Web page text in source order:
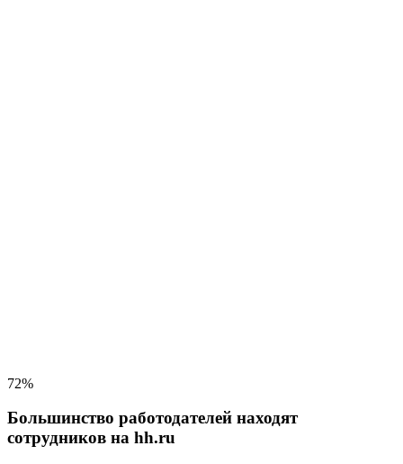
72%
Большинство работодателей находят
сотрудников на hh.ru